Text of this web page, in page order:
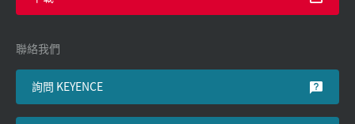
聯絡我們
詢問 KEYENCE